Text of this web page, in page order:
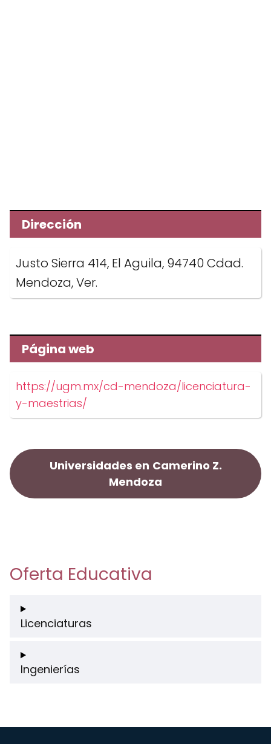
Dirección
Justo Sierra 414, El Aguila, 94740 Cdad.
Mendoza, Ver.
Página web
https://ugm.mx/cd-mendoza/licenciatura-
y-maestrias/
Universidades en Camerino Z.
Mendoza
Oferta Educativa
Licenciaturas
Ingenierías